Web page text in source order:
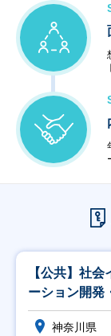
【公共】社
ーション開発
神奈川県